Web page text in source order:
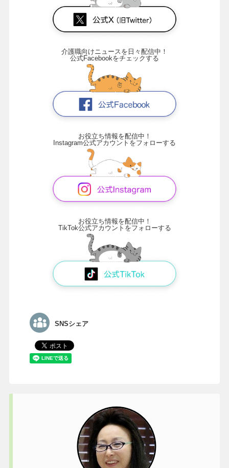
介護職向けニュースを日々配信中！
公式Facebookをチェックする
お役立ち情報を配信中！
Instagram公式アカウントをフォローする
お役立ち情報を配信中！
TikTok公式アカウントをフォローする
SNSシェア